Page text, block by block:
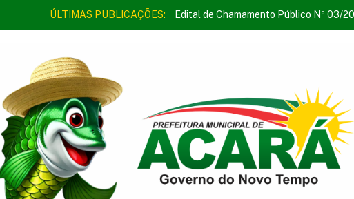
ÚLTIMAS PUBLICAÇÕES: Edital de Chamamento Público Nº 03/